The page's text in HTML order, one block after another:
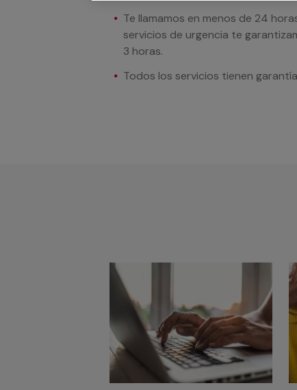
Te llamamos en menos de 24
servicios de urgencia te
3 horas.
Todos los servicios tienen